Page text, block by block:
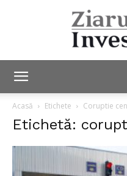
Acasă Etichete Coruptie
Etichetă: